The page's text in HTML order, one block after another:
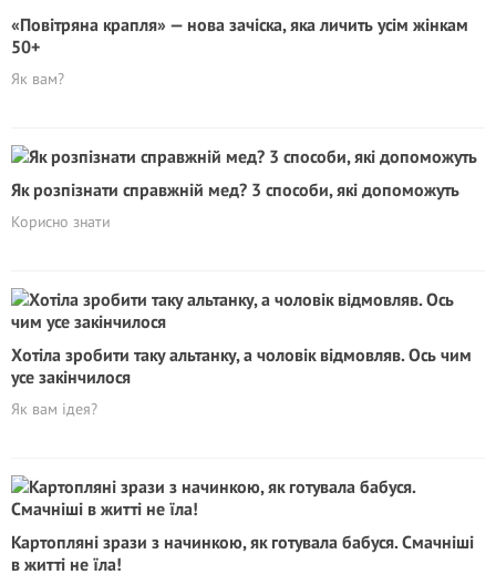
«Повітряна крапля» — нова зачіска, яка личить усім жінкам
50+
Як вам?
Як розпізнати справжній мед? 3 способи, які допоможуть
Корисно знати
Хотіла зробити таку альтанку, а чоловік відмовляв. Ось чим
усе закінчилося
Як вам ідея?
Картопляні зрази з начинкою, як готувала бабуся. Смачніші
в житті не їла!